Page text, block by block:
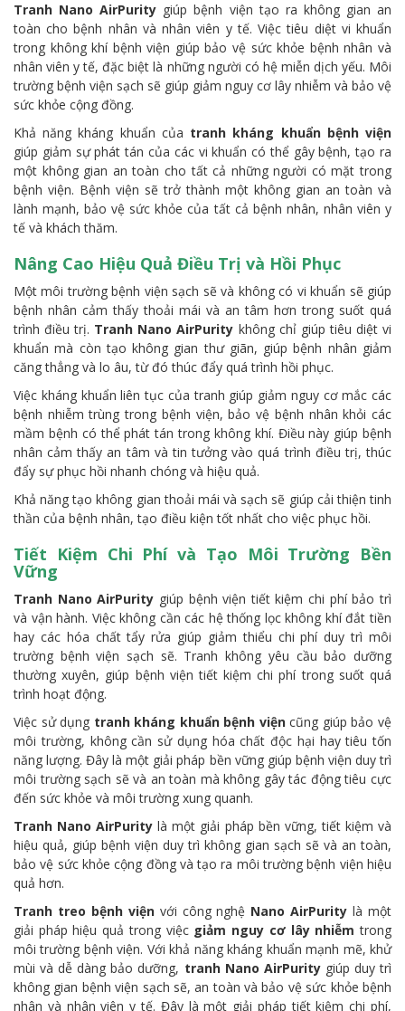
Tranh Nano AirPurity giúp bệnh viện tạo ra không gian an
toàn cho bệnh nhân và nhân viên y tế. Việc tiêu diệt vi khuẩn
trong không khí bệnh viện giúp bảo vệ sức khỏe bệnh nhân và
nhân viên y tế, đặc biệt là những người có hệ miễn dịch yếu. Môi
trường bệnh viện sạch sẽ giúp giảm nguy cơ lây nhiễm và bảo vệ
sức khỏe cộng đồng.
Khả năng kháng khuẩn của tranh kháng khuẩn bệnh viện
giúp giảm sự phát tán của các vi khuẩn có thể gây bệnh, tạo ra
một không gian an toàn cho tất cả những người có mặt trong
bệnh viện. Bệnh viện sẽ trở thành một không gian an toàn và
lành mạnh, bảo vệ sức khỏe của tất cả bệnh nhân, nhân viên y
tế và khách thăm.
Nâng Cao Hiệu Quả Điều Trị và Hồi Phục
Một môi trường bệnh viện sạch sẽ và không có vi khuẩn sẽ giúp
bệnh nhân cảm thấy thoải mái và an tâm hơn trong suốt quá
trình điều trị. Tranh Nano AirPurity không chỉ giúp tiêu diệt vi
khuẩn mà còn tạo không gian thư giãn, giúp bệnh nhân giảm
căng thẳng và lo âu, từ đó thúc đẩy quá trình hồi phục.
Việc kháng khuẩn liên tục của tranh giúp giảm nguy cơ mắc các
bệnh nhiễm trùng trong bệnh viện, bảo vệ bệnh nhân khỏi các
mầm bệnh có thể phát tán trong không khí. Điều này giúp bệnh
nhân cảm thấy an tâm và tin tưởng vào quá trình điều trị, thúc
đẩy sự phục hồi nhanh chóng và hiệu quả.
Khả năng tạo không gian thoải mái và sạch sẽ giúp cải thiện tinh
thần của bệnh nhân, tạo điều kiện tốt nhất cho việc phục hồi.
Tiết Kiệm Chi Phí và Tạo Môi Trường Bền
Vững
Tranh Nano AirPurity giúp bệnh viện tiết kiệm chi phí bảo trì
và vận hành. Việc không cần các hệ thống lọc không khí đắt tiền
hay các hóa chất tẩy rửa giúp giảm thiểu chi phí duy trì môi
trường bệnh viện sạch sẽ. Tranh không yêu cầu bảo dưỡng
thường xuyên, giúp bệnh viện tiết kiệm chi phí trong suốt quá
trình hoạt động.
Việc sử dụng tranh kháng khuẩn bệnh việncũng giúp bảo vệ
môi trường, không cần sử dụng hóa chất độc hại hay tiêu tốn
năng lượng. Đây là một giải pháp bền vững giúp bệnh viện duy trì
môi trường sạch sẽ và an toàn mà không gây tác động tiêu cực
đến sức khỏe và môi trường xung quanh.
Tranh Nano AirPurity là một giải pháp bền vững, tiết kiệm và
hiệu quả, giúp bệnh viện duy trì không gian sạch sẽ và an toàn,
bảo vệ sức khỏe cộng đồng và tạo ra môi trường bệnh viện hiệu
quả hơn.
Tranh treo bệnh việnvới công nghệ Nano AirPurity là một
giải pháp hiệu quả trong việc giảm nguy cơ lây nhiễm trong
môi trường bệnh viện. Với khả năng kháng khuẩn mạnh mẽ, khử
mùi và dễ dàng bảo dưỡng, tranh Nano AirPuritygiúp duy trì
không gian bệnh viện sạch sẽ, an toàn và bảo vệ sức khỏe bệnh
nhân và nhân viên y tế. Đây là một giải pháp tiết kiệm chi phí,